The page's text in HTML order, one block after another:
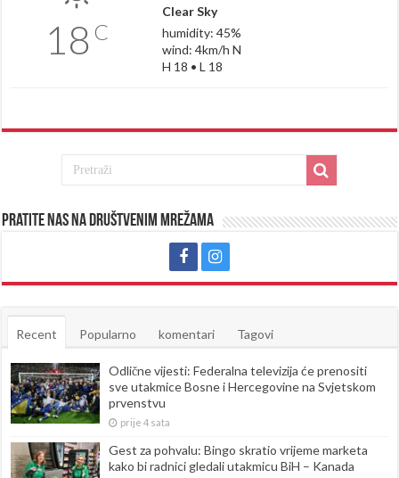
18 C
Clear Sky
humidity: 45%
wind: 4km/h N
H 18 • L 18
Pratite nas na društvenim mrežama
Recent Popularno komentari Tagovi
Odlične vijesti: Federalna televizija će prenositi
sve utakmice Bosne i Hercegovine na Svjetskom
prvenstvu
prije 4 sata
Gest za pohvalu: Bingo skratio vrijeme marketa
kako bi radnici gledali utakmicu BiH – Kanada